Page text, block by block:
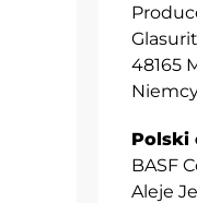
48165
Polski
BASF
Aleje